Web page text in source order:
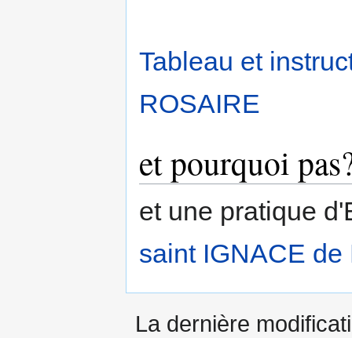
Tableau et
ROSAIRE
et pourquoi
et une pratique
saint IGNACE de
La dernière